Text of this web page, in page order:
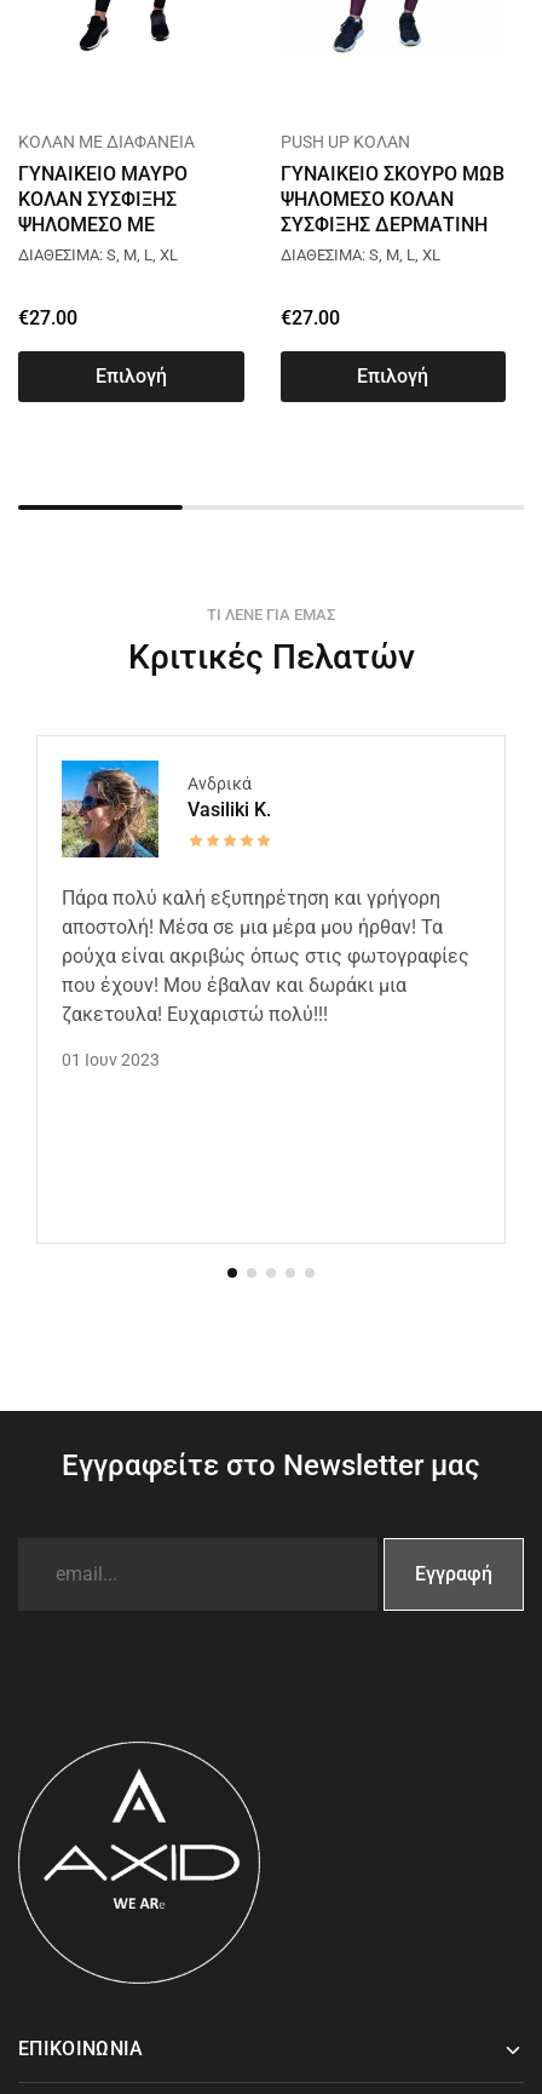
ΚΟΛΑΝ ΜΕ ΔΙΑΦΑΝΕΙΑ
ΓΥΝΑΙΚΕΙΟ ΜΑΥΡΟ
ΚΟΛΑΝ ΣΥΣΦΙΞΗΣ
ΨΗΛΟΜΕΣΟ ΜΕ
ΔΙΑΦΑΝΕΙΑ L0900
ΔΙΑΘΕΣΙΜΑ: S, M, L, XL
€27.00
Επιλογή
PUSH UP ΚΟΛΑΝ
ΓΥΝΑΙΚΕΙΟ ΣΚΟΥΡΟ ΜΩΒ
ΨΗΛΟΜΕΣΟ ΚΟΛΑΝ
ΣΥΣΦΙΞΗΣ ΔΕΡΜΑΤΙΝΗ
L022
ΔΙΑΘΕΣΙΜΑ: S, M, L, XL
€27.00
Επιλογή
ΤΙ ΛΕΝΕ ΓΙΑ ΕΜΑΣ
Κριτικές Πελατών
Ανδρικά
Vasiliki K.
Πάρα πολύ καλή εξυπηρέτηση και γρήγορη
αποστολή! Μέσα σε μια μέρα μου ήρθαν! Τα
ρούχα είναι ακριβώς όπως στις φωτογραφίες
που έχουν! Μου έβαλαν και δωράκι μια
ζακετουλα! Ευχαριστώ πολύ!!!
01 Ιουν 2023
Εγγραφείτε στο Newsletter μας
ΕΠΙΚΟΙΝΩΝΙΑ